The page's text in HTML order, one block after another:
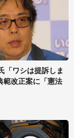
「ワシは提訴しま
範改正案に「憲法